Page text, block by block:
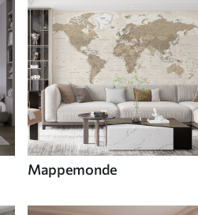
Mappemonde